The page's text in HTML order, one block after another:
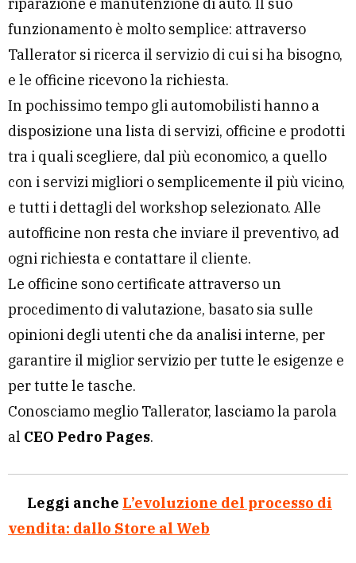
riparazione e manutenzione di auto. Il suo
funzionamento è molto semplice: attraverso
Tallerator si ricerca il servizio di cui si ha bisogno,
e le officine ricevono la richiesta.
In pochissimo tempo gli automobilisti hanno a
disposizione una lista di servizi, officine e prodotti
tra i quali scegliere, dal più economico, a quello
con i servizi migliori o semplicemente il più vicino,
e tutti i dettagli del workshop selezionato. Alle
autofficine non resta che inviare il preventivo, ad
ogni richiesta e contattare il cliente.
Le officine sono certificate attraverso un
procedimento di valutazione, basato sia sulle
opinioni degli utenti che da analisi interne, per
garantire il miglior servizio per tutte le esigenze e
per tutte le tasche.
Conosciamo meglio Tallerator, lasciamo la parola
al CEO Pedro Pages.
Leggi anche L’evoluzione del processo di
vendita: dallo Store al Web